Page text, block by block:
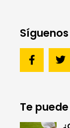
Te